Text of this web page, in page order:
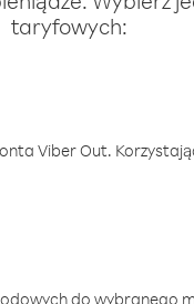
taryfowych:
Viber Out.
do wybranego